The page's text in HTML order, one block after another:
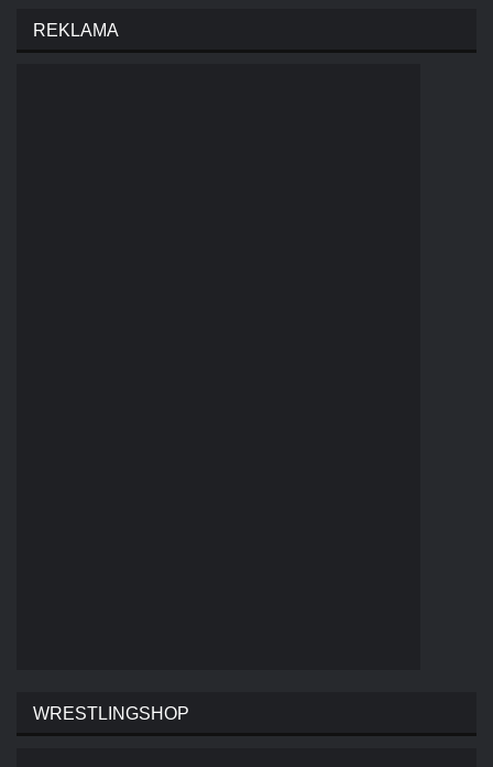
REKLAMA
WRESTLINGSHOP